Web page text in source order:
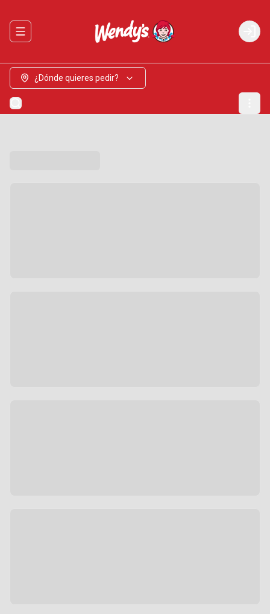
Abrir menu de navegación Login
¿Dónde quieres pedir?